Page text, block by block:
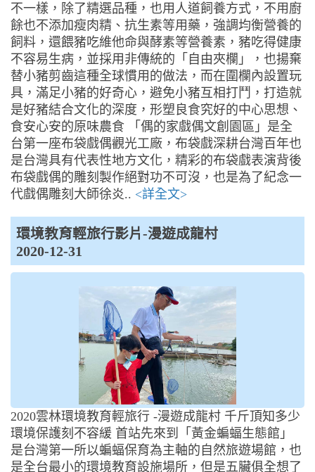
不一樣，除了精選品種，也用人道飼養方式，不用廚
餘也不添加瘦肉精、抗生素等用藥，強調均衡營養的
飼料，還餵豬吃維他命與酵素等營養素，豬吃得健康
不容易生病，並採用非傳統的「自由夾欄」，也揚棄
替小豬剪齒這種全球慣用的做法，而在圍欄內設置玩
具，滿足小豬的好奇心，避免小豬互相打鬥，打造就
是好豬結合文化的深度，形塑良食究好的中心思想、
食安心安的原味農食 「偶的家戲偶文創園區」是全
台第一座布袋戲偶觀光工廠，布袋戲深耕台灣百年也
是台灣具有代表性地方文化，精彩的布袋戲表演背後
布袋戲偶的雕刻製作絕對功不可沒，也是為了紀念一
代戲偶雕刻大師徐炎.. <詳全文>
環境教育輕旅行影片-漫遊成龍村
2020-12-31
2020雲林環境教育輕旅行 -漫遊成龍村 千斤頂知多少
環境保護刻不容緩 首站先來到「黃金蝙蝠生態館」
是台灣第一所以蝙蝠保育為主軸的自然旅遊場館，也
是全台最小的環境教育設施場所，但是五臟俱全想了